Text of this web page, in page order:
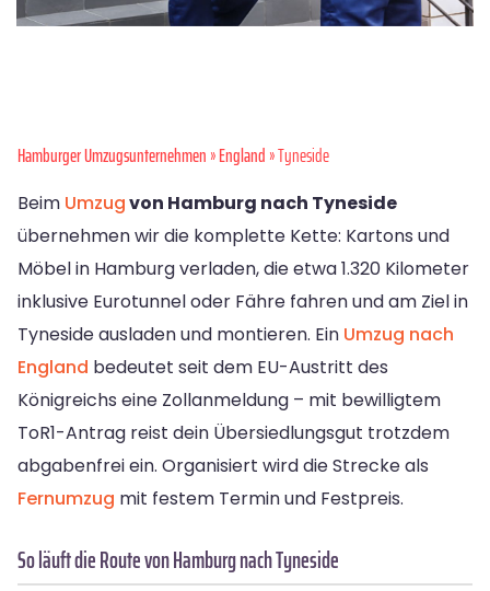
Hamburger Umzugsunternehmen»England» Tyneside
Beim Umzugvon Hamburg nach Tyneside
übernehmen wir die komplette Kette: Kartons und
Möbel in Hamburg verladen, die etwa 1.320 Kilometer
inklusive Eurotunnel oder Fähre fahren und am Ziel in
Tyneside ausladen und montieren. Ein Umzug nach
England bedeutet seit dem EU-Austritt des
Königreichs eine Zollanmeldung – mit bewilligtem
ToR1-Antrag reist dein Übersiedlungsgut trotzdem
abgabenfrei ein. Organisiert wird die Strecke als
Fernumzug mit festem Termin und Festpreis.
So läuft die Route von Hamburg nach Tyneside